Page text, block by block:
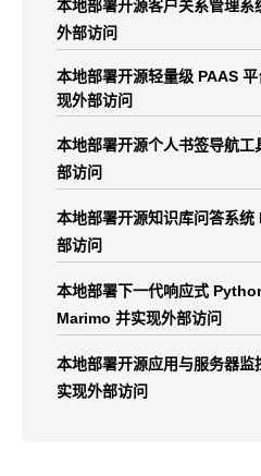
本地部署开源客户关系管理
外部访问
本地部署开源轻量级 PAAS
现外部访问
本地部署开源个人书签导航
部访问
本地部署开源知识库问答系
部访问
本地部署下一代响应式
Marimo 并实现外部访问
本地部署开源应用与服务器
实现外部访问